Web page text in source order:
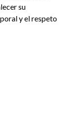
su
y el respeto